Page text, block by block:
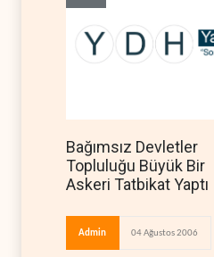
Bağımsız Devletler
Topluluğu Büyük Bir
Askeri Tatbikat Yaptı
Admin 04 Ağustos 2006